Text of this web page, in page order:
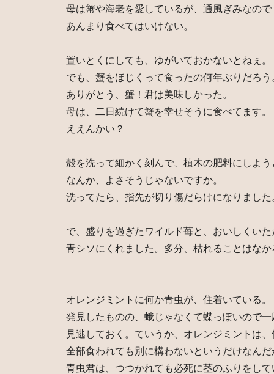
母は蟹や海老を愛しているが、通風ぎみなので
あんまり食べてはいけない。
置いとくにしても、ゆがいておかないとねぇ。
でも、蟹をほじくって食ったの何年ぶりだろう
ありがとう、蟹！君は美味しかった。
母は、二日続けて蟹を幸せそうに食べてます。
ええんかい？
殻を洗って細かく刻んで、植木の肥料にしよ
なんか、よさそうじゃないですか。
洗ってたら、指先が切り傷だらけになりました
で、盛りを過ぎたワイルド苺と、おいしくい
青シソにくれました。多分、枯れることはなか
オレンジミントに何か青虫が、住着いている。
発見したものの、蛾じゃなくて蝶っぽいので一
見逃しておく。ていうか、オレンジミントは
全部食われても別に構わないというだけなんだ
青虫君は、つつかれても必死に茎のふりをし